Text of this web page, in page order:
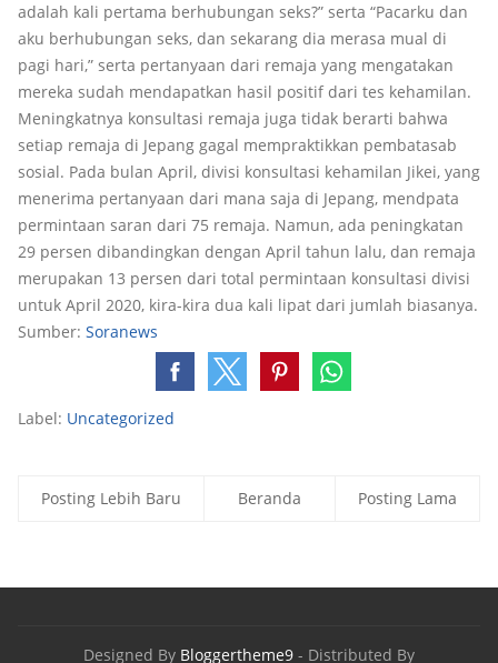
adalah kali pertama berhubungan seks?” serta “Pacarku dan
aku berhubungan seks, dan sekarang dia merasa mual di
pagi hari,” serta pertanyaan dari remaja yang mengatakan
mereka sudah mendapatkan hasil positif dari tes kehamilan.
Meningkatnya konsultasi remaja juga tidak berarti bahwa
setiap remaja di Jepang gagal mempraktikkan pembatasab
sosial. Pada bulan April, divisi konsultasi kehamilan Jikei, yang
menerima pertanyaan dari mana saja di Jepang, mendpata
permintaan saran dari 75 remaja. Namun, ada peningkatan
29 persen dibandingkan dengan April tahun lalu, dan remaja
merupakan 13 persen dari total permintaan konsultasi divisi
untuk April 2020, kira-kira dua kali lipat dari jumlah biasanya.
Sumber: Soranews
Label: Uncategorized
Posting Lebih Baru Posting Lama
Beranda
Designed By Bloggertheme9 - Distributed By